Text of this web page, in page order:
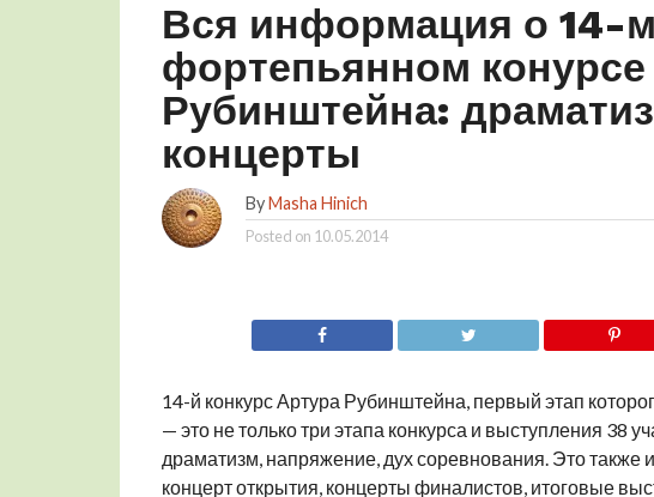
Вся информация о 14-
фортепьянном
Рубинштейна:
концерты
ByMasha Hinich
Posted on 10.05.2014
14-й конкурс Артура Рубинштейна, первый этап
— это не только три этапа конкурса и выступления 38
драматизм, напряжение, дух соревнования. Это также
концерт открытия, концерты финалистов, итоговые